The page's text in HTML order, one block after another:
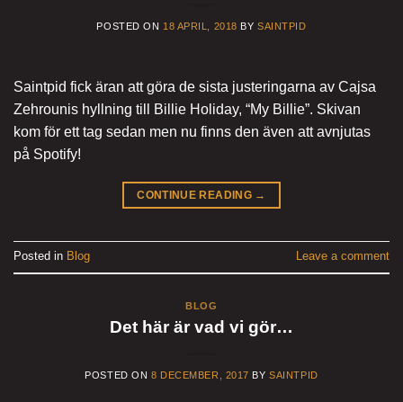
POSTED ON 18 APRIL, 2018 BYSAINTPID
Saintpid fick äran att göra de sista justeringarna av Cajsa
Zehrounis hyllning till Billie Holiday, “My Billie”. Skivan
kom för ett tag sedan men nu finns den även att avnjutas
på Spotify!
CONTINUE READING →
Posted in Blog Leave a comment
BLOG
Det här är vad vi gör…
POSTED ON 8 DECEMBER, 2017 BYSAINTPID